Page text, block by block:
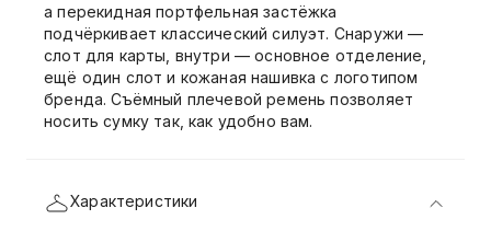
а перекидная портфельная застёжка
подчёркивает классический силуэт. Снаружи —
слот для карты, внутри — основное отделение,
ещё один слот и кожаная нашивка с логотипом
бренда. Съёмный плечевой ремень позволяет
носить сумку так, как удобно вам.
Характеристики